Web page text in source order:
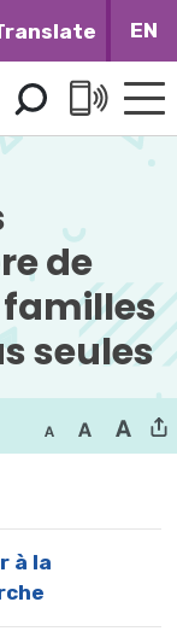
EN
de
familles
seules
à la